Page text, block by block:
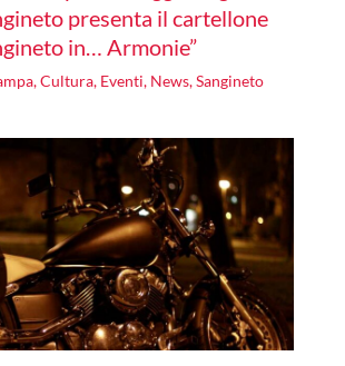
presenta il cartellone
in… Armonie”
,Cultura, Eventi, News,Sangineto